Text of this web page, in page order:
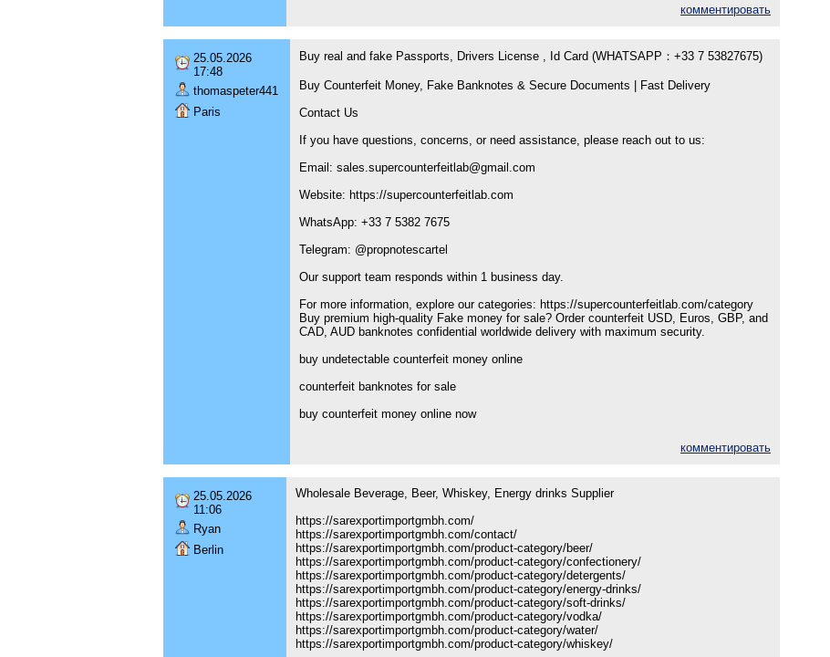
комментировать
25.05.2026
17:48
thomaspeter441
Paris
Buy real and fake Passports, Drivers License , Id Card (WHATSAPP：+33 7 53827675)
Buy Counterfeit Money, Fake Banknotes & Secure Documents | Fast Delivery
Contact Us
If you have questions, concerns, or need assistance, please reach out to us:
Email: sales.supercounterfeitlab@gmail.com
Website: https://supercounterfeitlab.com
WhatsApp: +33 7 5382 7675
Telegram: @propnotescartel
Our support team responds within 1 business day.
For more information, explore our categories: https://supercounterfeitlab.com/category
Buy premium high-quality Fake money for sale? Order counterfeit USD, Euros, GBP, and
CAD, AUD banknotes confidential worldwide delivery with maximum security.
buy undetectable counterfeit money online
counterfeit banknotes for sale
buy counterfeit money online now
комментировать
25.05.2026
11:06
Ryan
Berlin
Wholesale Beverage, Beer, Whiskey, Energy drinks Supplier
https://sarexportimportgmbh.com/
https://sarexportimportgmbh.com/contact/
https://sarexportimportgmbh.com/product-category/beer/
https://sarexportimportgmbh.com/product-category/confectionery/
https://sarexportimportgmbh.com/product-category/detergents/
https://sarexportimportgmbh.com/product-category/energy-drinks/
https://sarexportimportgmbh.com/product-category/soft-drinks/
https://sarexportimportgmbh.com/product-category/vodka/
https://sarexportimportgmbh.com/product-category/water/
https://sarexportimportgmbh.com/product-category/whiskey/